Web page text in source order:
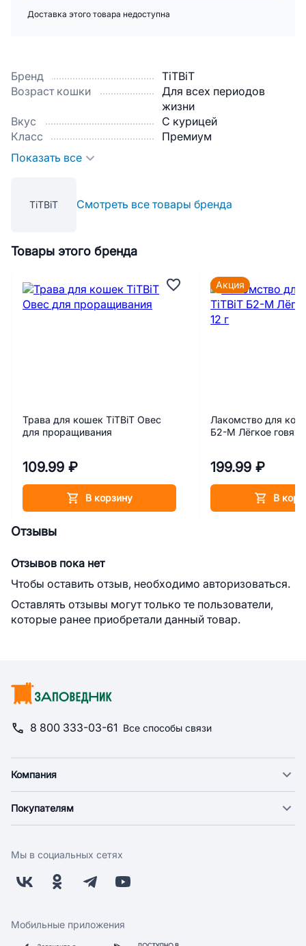
Бренд
TiTBiT
Возраст кошки
Для всех периодов
жизни
Вкус
С курицей
Класс
Премиум
Показать все
TiTBiT Смотреть все товары бренда
Доставка этого товара недоступна
Товары этого бренда
Трава для кошек TiTBiT Овес
для проращивания
109.99 ₽
В корзину
Лакомство для
Б2-М Лёгкое
199.99 ₽
В
Акция
Отзывы
Отзывов пока нет
Чтобы оставить отзыв, необходимо авторизоваться.
Оставлять отзывы могут только те пользователи,
которые ранее приобретали данный товар.
8 800 333-03-61 Все способы связи
Компания
Новости
Поставщикам
Заводчикам
Обратная связь
Покупателям
Оплата
Бонусная программа
Скидки и акции
Мы в социальных сетях
Мобильные приложения